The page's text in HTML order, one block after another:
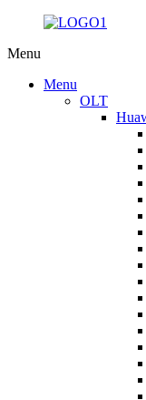
Menu
Menu
OLT